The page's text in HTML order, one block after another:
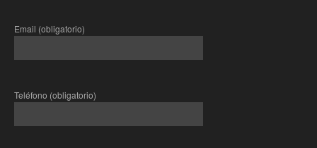
Email (obligatorio)
Teléfono (obligatorio)